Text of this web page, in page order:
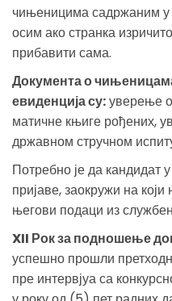
чињеницима садржаним
осим ако странка
прибавити сама.
Документа о
евиденција су:уверење
матичне књиге рођених,
државном стручном
Потребно је да кандидат
пријаве, заокружи на
његови подаци из
XII Рок за подношење
успешно прошли
пре интервјуа са